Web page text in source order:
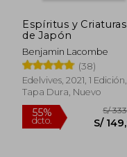
Espíritus y Criaturas
de Japón
Benjamin Lacombe
(38)
Edelvives, 2021, 1 Edición,
Tapa Dura, Nuevo